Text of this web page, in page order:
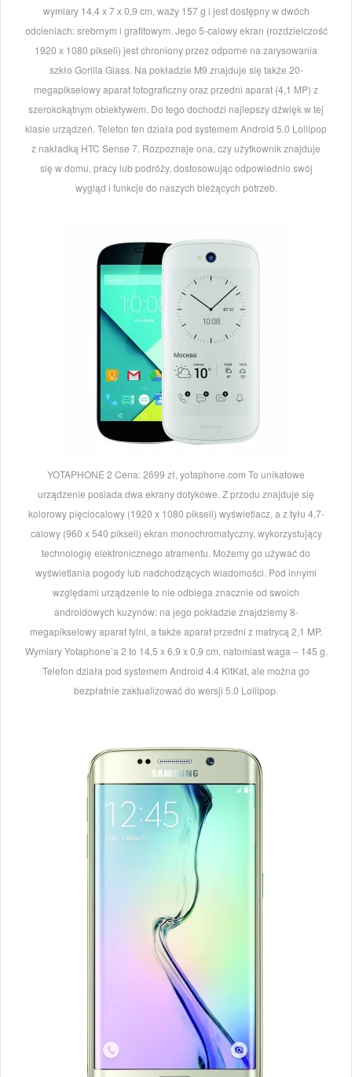
wymiary 14,4 x 7 x 0,9 cm, waży 157 g i jest dostępny w dwóch
odcieniach: srebrnym i grafitowym. Jego 5-calowy ekran (rozdzielczość
1920 x 1080 pikseli) jest chroniony przez odporne na zarysowania
szkło Gorilla Glass. Na pokładzie M9 znajduje się także 20-
megapikselowy aparat fotograficzny oraz przedni aparat (4,1 MP) z
szerokokątnym obiektywem. Do tego dochodzi najlepszy dźwięk w tej
klasie urządzeń. Telefon ten działa pod systemem Android 5.0 Lollipop
z nakładką HTC Sense 7. Rozpoznaje ona, czy użytkownik znajduje
się w domu, pracy lub podróży, dostosowując odpowiednio swój
wygląd i funkcje do naszych bieżących potrzeb.
YOTAPHONE 2 Cena: 2699 zł, yotaphone.com To unikatowe
urządzenie posiada dwa ekrany dotykowe. Z przodu znajduje się
kolorowy pięciocalowy (1920 x 1080 pikseli) wyświetlacz, a z tyłu 4,7-
calowy (960 x 540 pikseli) ekran monochromatyczny, wykorzystujący
technologię elektronicznego atramentu. Możemy go używać do
wyświetlania pogody lub nadchodzących wiadomości. Pod innymi
względami urządzenie to nie odbiega znacznie od swoich
androidowych kuzynów: na jego pokładzie znajdziemy 8-
megapikselowy aparat tylni, a także aparat przedni z matrycą 2,1 MP.
Wymiary Yotaphone’a 2 to 14,5 x 6,9 x 0,9 cm, natomiast waga – 145 g.
Telefon działa pod systemem Android 4.4 KitKat, ale można go
bezpłatnie zaktualizować do wersji 5.0 Lollipop.